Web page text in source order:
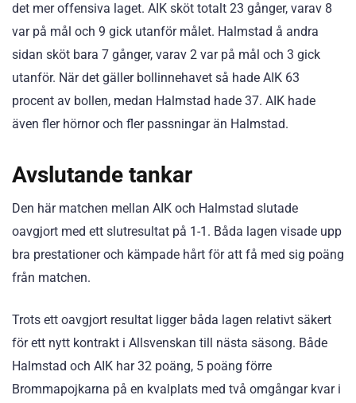
det mer offensiva laget. AIK sköt totalt 23 gånger, varav 8
var på mål och 9 gick utanför målet. Halmstad å andra
sidan sköt bara 7 gånger, varav 2 var på mål och 3 gick
utanför. När det gäller bollinnehavet så hade AIK 63
procent av bollen, medan Halmstad hade 37. AIK hade
även fler hörnor och fler passningar än Halmstad.
Avslutande tankar
Den här matchen mellan AIK och Halmstad slutade
oavgjort med ett slutresultat på 1-1. Båda lagen visade upp
bra prestationer och kämpade hårt för att få med sig poäng
från matchen.
Trots ett oavgjort resultat ligger båda lagen relativt säkert
för ett nytt kontrakt i Allsvenskan till nästa säsong. Både
Halmstad och AIK har 32 poäng, 5 poäng förre
Brommapojkarna på en kvalplats med två omgångar kvar i